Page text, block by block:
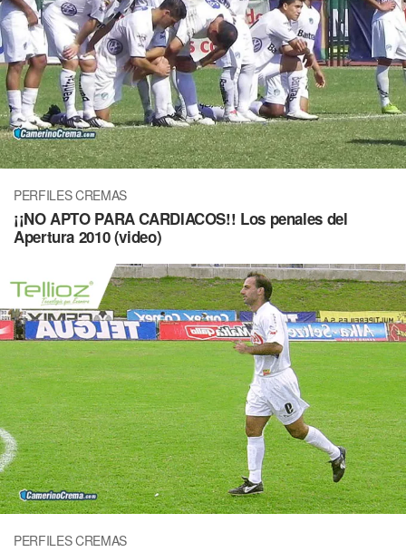
PERFILES CREMAS
¡¡NO APTO PARA CARDIACOS!! Los penales del
Apertura 2010 (video)
PERFILES CREMAS